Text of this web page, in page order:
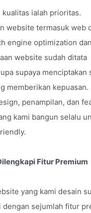
kualitas ialah prioritas.
website termasuk web
engine optimization dan
website sudah ditata
supaya menciptakan
memberikan kepuasan.
penampilan, dan
kami bangun selalu
Fitur Premium
yang kami desain
dengan sejumlah fitur